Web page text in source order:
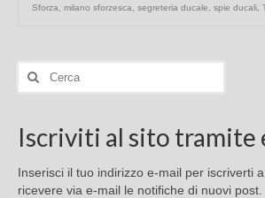
Sforza
milano sforzesca segreteria ducale spie ducali
Cerca:
Iscriviti al sito tramite
Inserisci il tuo indirizzo e-mail per iscriverti
ricevere via e-mail le notifiche di nuovi post.